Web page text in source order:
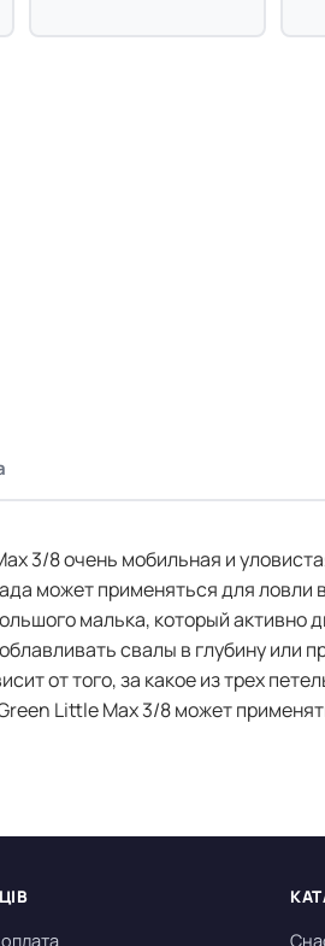
3/8 очень мобильная и
может применяться для ловли
малька, который активно
свалы в глубину или
от того, за какое из трех
Little Max 3/8 может